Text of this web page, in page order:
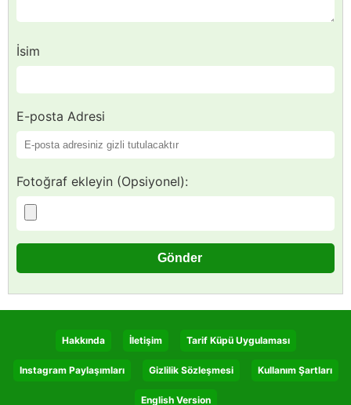
İsim
E-posta Adresi
Fotoğraf ekleyin (Opsiyonel):
Hakkında İletişim Tarif Küpü Uygulaması
Instagram Paylaşımları Gizlilik Sözleşmesi Kullanım Şartları
English Version